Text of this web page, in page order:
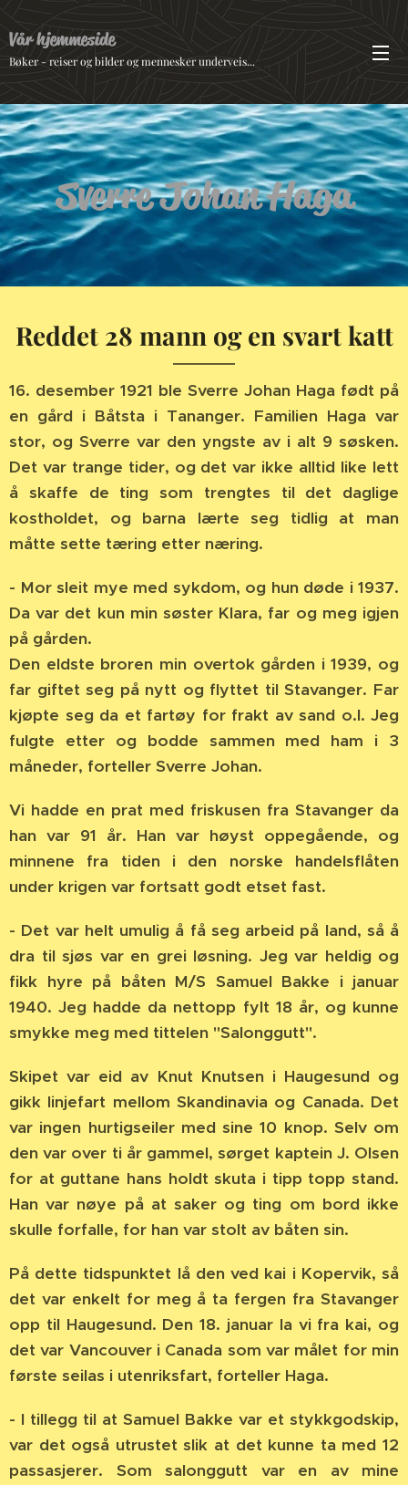
Vår hjemmeside
Bøker - reiser og bilder og mennesker underveis...
Sverre Johan Haga
Reddet 28 mann og en svart katt
16. desember 1921 ble Sverre Johan Haga født på
en gård i Båtsta i Tananger. Familien Haga var
stor, og Sverre var den yngste av i alt 9 søsken.
Det var trange tider, og det var ikke alltid like lett
å skaffe de ting som trengtes til det daglige
kostholdet, og barna lærte seg tidlig at man
måtte sette tæring etter næring.
- Mor sleit mye med sykdom, og hun døde i 1937.
Da var det kun min søster Klara, far og meg igjen
på gården.
Den eldste broren min overtok gården i 1939, og
far giftet seg på nytt og flyttet til Stavanger. Far
kjøpte seg da et fartøy for frakt av sand o.l. Jeg
fulgte etter og bodde sammen med ham i 3
måneder, forteller Sverre Johan.
Vi hadde en prat med friskusen fra Stavanger da
han var 91 år. Han var høyst oppegående, og
minnene fra tiden i den norske handelsflåten
under krigen var fortsatt godt etset fast.
- Det var helt umulig å få seg arbeid på land, så å
dra til sjøs var en grei løsning. Jeg var heldig og
fikk hyre på båten M/S Samuel Bakke i januar
1940. Jeg hadde da nettopp fylt 18 år, og kunne
smykke meg med tittelen "Salonggutt".
Skipet var eid av Knut Knutsen i Haugesund og
gikk linjefart mellom Skandinavia og Canada. Det
var ingen hurtigseiler med sine 10 knop. Selv om
den var over ti år gammel, sørget kaptein J. Olsen
for at guttane hans holdt skuta i tipp topp stand.
Han var nøye på at saker og ting om bord ikke
skulle forfalle, for han var stolt av båten sin.
På dette tidspunktet lå den ved kai i Kopervik, så
det var enkelt for meg å ta fergen fra Stavanger
opp til Haugesund. Den 18. januar la vi fra kai, og
det var Vancouver i Canada som var målet for min
første seilas i utenriksfart, forteller Haga.
- I tillegg til at Samuel Bakke var et stykkgodskip,
var det også utrustet slik at det kunne ta med 12
passasjerer. Som salonggutt var en av mine